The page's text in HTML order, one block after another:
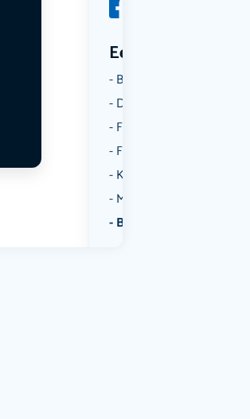
Een aantal
Borrelen
Dansen
Fietsen
Film
Kunst & Cultuur
Muziek
Bekijk alle categorieën